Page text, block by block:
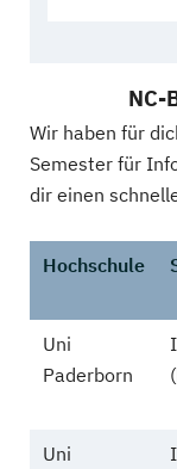
NC-
Wir haben für
Semester für
dir einen
Hochschule
Uni
Paderborn
Uni